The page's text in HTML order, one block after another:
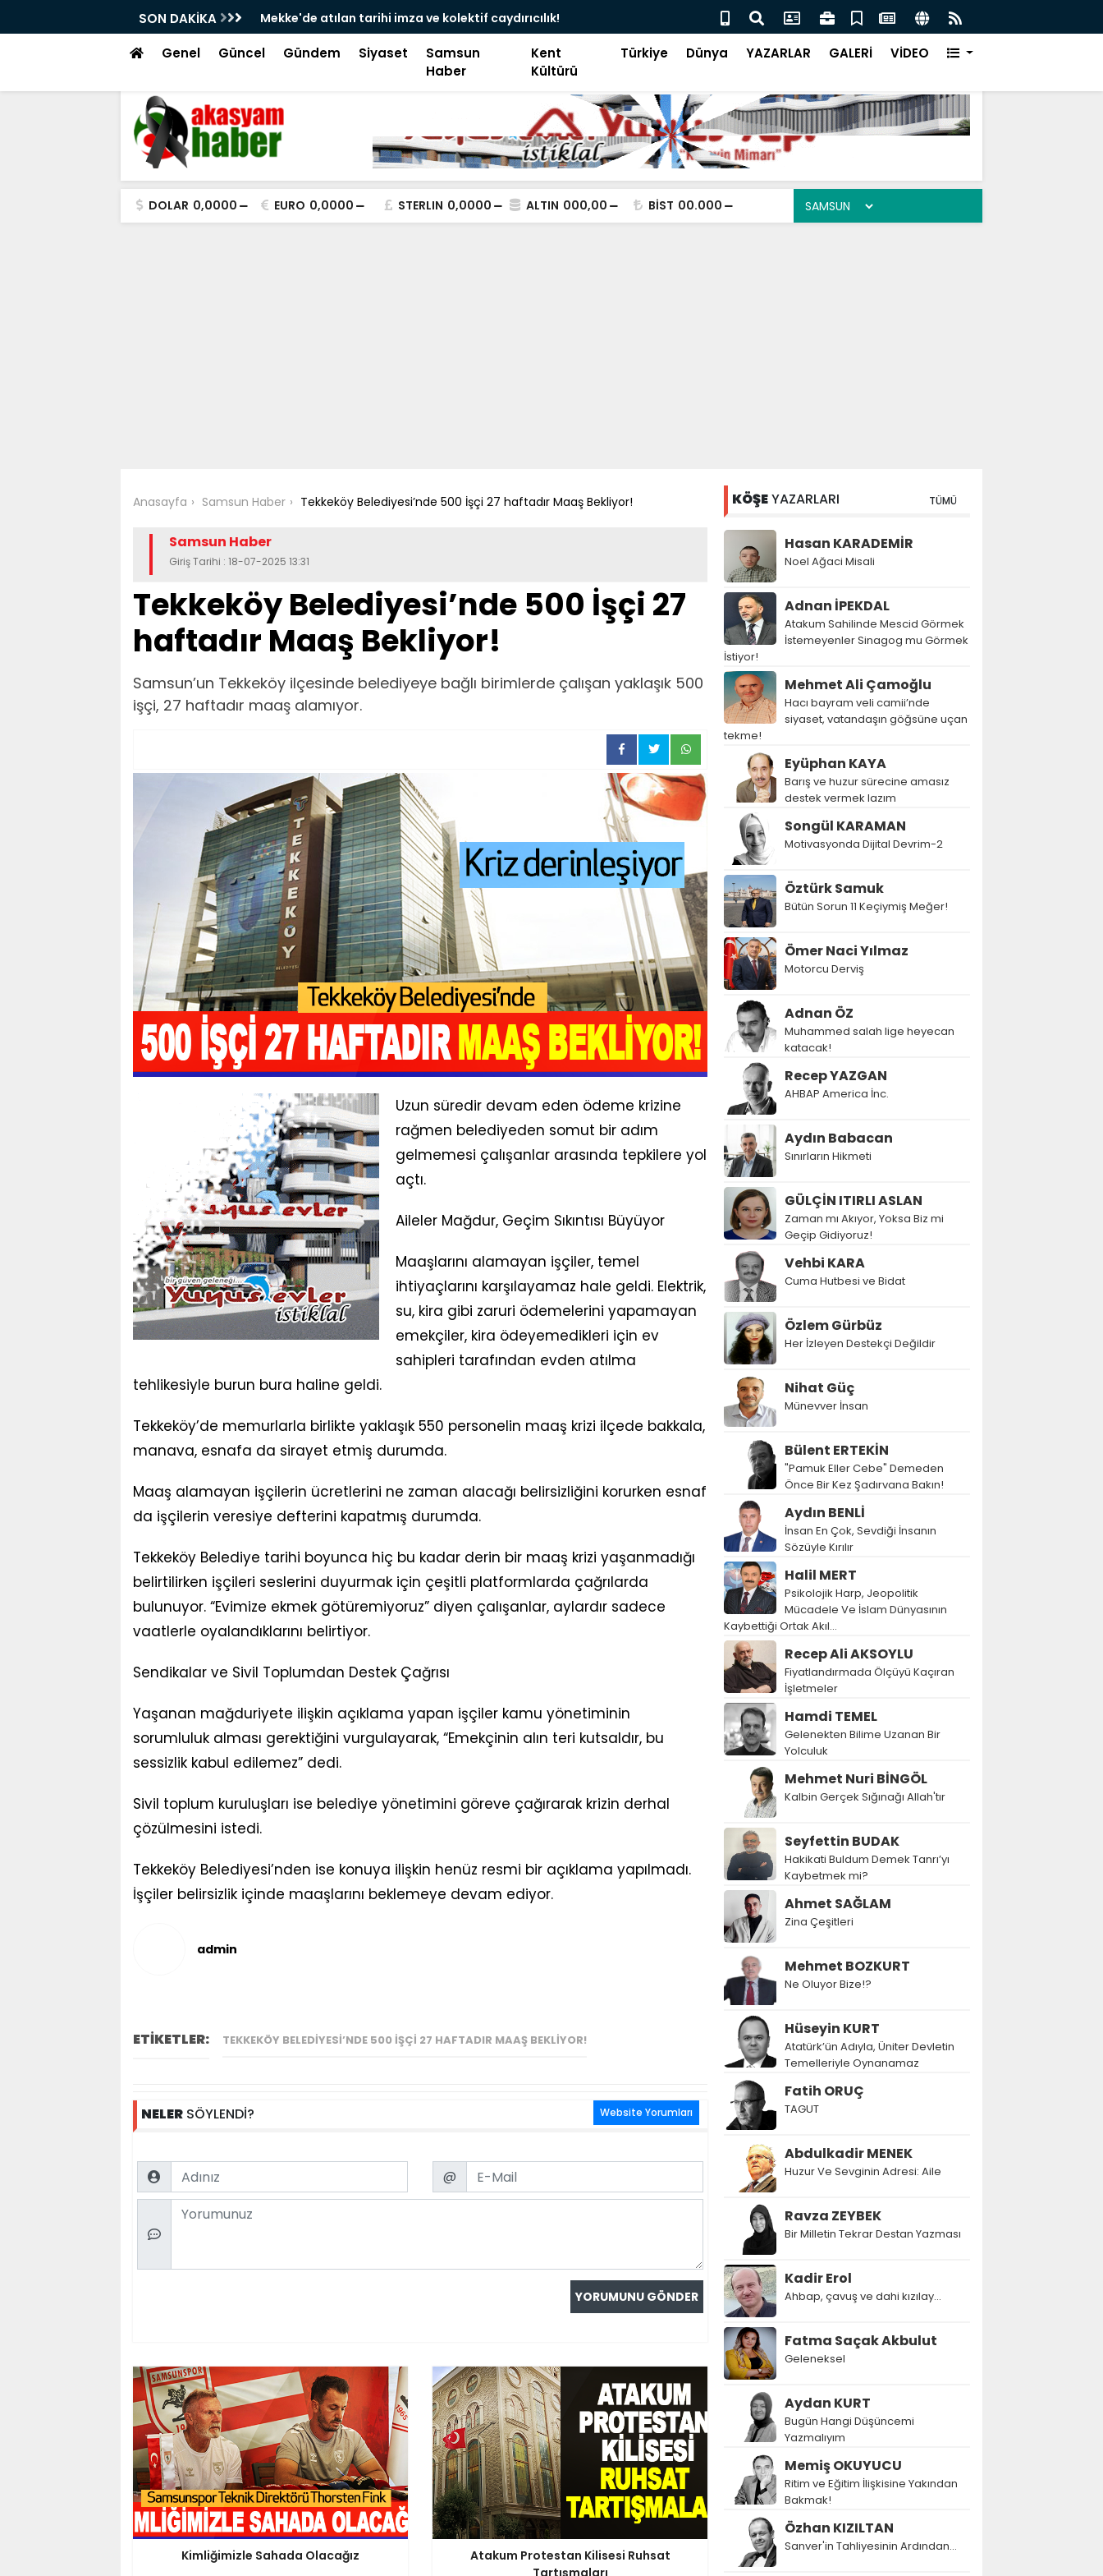
SON DAKİKA
ve kolektif caydırıcılık!
Atakum Sahilinde Mescid Görmek İstemeyenler Sinagog Mu
Görmek İstiyor!
Kimliğimizle Sahada Olacağız
Genel Güncel Gündem Siyaset
Samsun
Haber
Kent
Kültürü
Türkiye Dünya YAZARLAR GALERİ VİDEO
DOLAR 0,0000 EURO 0,0000 STERLIN 0,0000 ALTIN 000,00 BİST 00.000
Anasayfa Samsun Haber Tekkeköy Belediyesi’nde 500 İşçi 27 haftadır Maaş Bekliyor!
Samsun Haber
Giriş Tarihi : 18-07-2025 13:31
Tekkeköy Belediyesi’nde 500 İşçi 27
haftadır Maaş Bekliyor!
Samsun’un Tekkeköy ilçesinde belediyeye bağlı birimlerde çalışan yaklaşık 500
işçi, 27 haftadır maaş alamıyor.
Uzun süredir devam eden ödeme krizine
rağmen belediyeden somut bir adım
gelmemesi çalışanlar arasında tepkilere yol
açtı.
Aileler Mağdur, Geçim Sıkıntısı Büyüyor
Maaşlarını alamayan işçiler, temel
ihtiyaçlarını karşılayamaz hale geldi. Elektrik,
su, kira gibi zaruri ödemelerini yapamayan
emekçiler, kira ödeyemedikleri için ev
sahipleri tarafından evden atılma
tehlikesiyle burun bura haline geldi.
Tekkeköy’de memurlarla birlikte yaklaşık 550 personelin maaş krizi ilçede bakkala,
manava, esnafa da sirayet etmiş durumda.
Maaş alamayan işçilerin ücretlerini ne zaman alacağı belirsizliğini korurken esnaf
da işçilerin veresiye defterini kapatmış durumda.
Tekkeköy Belediye tarihi boyunca hiç bu kadar derin bir maaş krizi yaşanmadığı
belirtilirken işçileri seslerini duyurmak için çeşitli platformlarda çağrılarda
bulunuyor. “Evimize ekmek götüremiyoruz” diyen çalışanlar, aylardır sadece
vaatlerle oyalandıklarını belirtiyor.
Sendikalar ve Sivil Toplumdan Destek Çağrısı
Yaşanan mağduriyete ilişkin açıklama yapan işçiler kamu yönetiminin
sorumluluk alması gerektiğini vurgulayarak, “Emekçinin alın teri kutsaldır, bu
sessizlik kabul edilemez” dedi.
Sivil toplum kuruluşları ise belediye yönetimini göreve çağırarak krizin derhal
çözülmesini istedi.
Tekkeköy Belediyesi’nden ise konuya ilişkin henüz resmi bir açıklama yapılmadı.
İşçiler belirsizlik içinde maaşlarını beklemeye devam ediyor.
admin
ETİKETLER: TEKKEKÖY BELEDIYESI’NDE 500 İŞÇI 27 HAFTADIR MAAŞ BEKLIYOR!
NELER SÖYLENDİ? Website Yorumları
Name Email
@
Comment
Kimliğimizle Sahada Olacağız
Atakum Protestan Kilisesi Ruhsat
Tartışmaları
KÖŞEYAZARLARI TÜMÜ
Hasan KARADEMİR
Noel Ağaci Misali
Adnan İPEKDAL
Atakum Sahilinde Mescid Görmek
İstemeyenler Sinagog mu Görmek
İstiyor!
Mehmet Ali Çamoğlu
Hacı bayram veli camii’nde
siyaset, vatandaşın göğsüne uçan
tekme!
Eyüphan KAYA
Barış ve huzur sürecine amasız
destek vermek lazım
Songül KARAMAN
Motivasyonda Dijital Devrim-2
Öztürk Samuk
Bütün Sorun 11 Keçiymiş Meğer!
Ömer Naci Yılmaz
Motorcu Derviş
Adnan ÖZ
Muhammed salah lige heyecan
katacak!
Recep YAZGAN
AHBAP America İnc.
Aydın Babacan
Sınırların Hikmeti
GÜLÇİN ITIRLI ASLAN
Zaman mı Akıyor, Yoksa Biz mi
Geçip Gidiyoruz!
Vehbi KARA
Cuma Hutbesi ve Bidat
Özlem Gürbüz
Her İzleyen Destekçi Değildir
Nihat Güç
Münevver İnsan
Bülent ERTEKİN
"Pamuk Eller Cebe" Demeden
Önce Bir Kez Şadırvana Bakın!
Aydın BENLİ
İnsan En Çok, Sevdiği İnsanın
Sözüyle Kırılır
Halil MERT
Psikolojik Harp, Jeopolitik
Mücadele Ve İslam Dünyasının
Kaybettiği Ortak Akıl…
Recep Ali AKSOYLU
Fiyatlandırmada Ölçüyü Kaçıran
İşletmeler
Hamdi TEMEL
Gelenekten Bilime Uzanan Bir
Yolculuk
Mehmet Nuri BİNGÖL
Kalbin Gerçek Sığınağı Allah'tır
Seyfettin BUDAK
Hakikati Buldum Demek Tanrı’yı
Kaybetmek mi?
Ahmet SAĞLAM
Zina Çeşitleri
Mehmet BOZKURT
Ne Oluyor Bize!?
Hüseyin KURT
Atatürk’ün Adıyla, Üniter Devletin
Temelleriyle Oynanamaz
Fatih ORUÇ
TAGUT
Abdulkadir MENEK
Huzur Ve Sevginin Adresi: Aile
Ravza ZEYBEK
Bir Milletin Tekrar Destan Yazması
Kadir Erol
Ahbap, çavuş ve dahi kızılay...
Fatma Saçak Akbulut
Geleneksel
Aydan KURT
Bugün Hangi Düşüncemi
Yazmalıyım
Memiş OKUYUCU
Ritim ve Eğitim İlişkisine Yakından
Bakmak!
Özhan KIZILTAN
Sanver'in Tahliyesinin Ardından…